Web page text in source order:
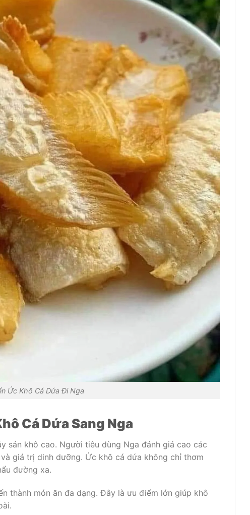
Ức Khô Cá Dứa Đi Nga
Cá Dứa Sang Nga
sản khô cao. Người tiêu dùng Nga đánh giá cao các
giá trị dinh dưỡng. Ức khô cá dứa không chỉ thơm
đường xa.
thành món ăn đa dạng. Đây là ưu điểm lớn giúp khô